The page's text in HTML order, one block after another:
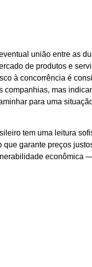
união entre as
de produtos e
à concorrência é
companhias, mas
para uma
tem uma leitura
garante preços
econômica